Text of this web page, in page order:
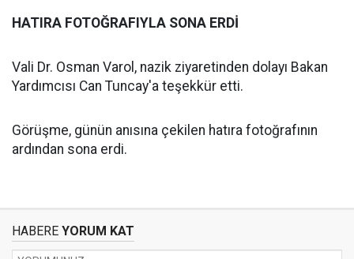
HATIRA FOTOĞRAFIYLA SONA ERDİ
Vali Dr. Osman Varol, nazik ziyaretinden dolayı Bakan
Yardımcısı Can Tuncay'a teşekkür etti.
Görüşme, günün anısına çekilen hatıra fotoğrafının
ardından sona erdi.
HABERE YORUM KAT